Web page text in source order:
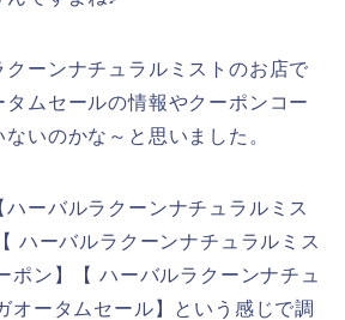
クーンナチュラルミストのお店で
タムセールの情報やクーポンコー
いのかな～と思いました。
ーバルラクーンナチュラルミス
ハーバルラクーンナチュラルミス
ポン】【 ハーバルラクーンナチュ
オータムセール】という感じで調